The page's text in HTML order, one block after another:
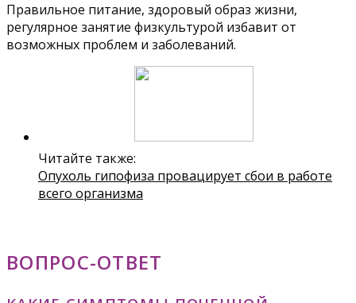
Правильное питание, здоровый образ жизни,
регулярное занятие физкультурой избавит от
возможных проблем и заболеваний.
Читайте также:
Опухоль гипофиза провацирует сбои в работе
всего организма
ВОПРОС-ОТВЕТ